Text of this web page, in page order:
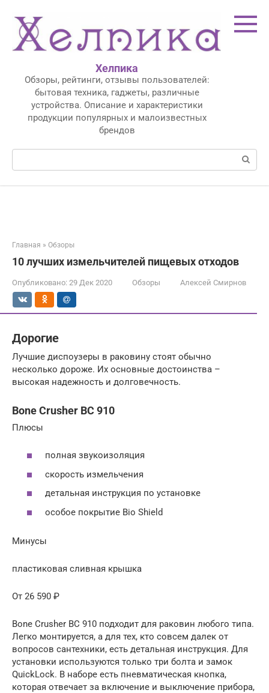
контенту
Хелпика
Обзоры, рейтинги, отзывы пользователей:
бытовая техника, гаджеты, различные
устройства. Описание и характеристики
продукции популярных и малоизвестных
брендов
Поиск:
Главная » Обзоры
10 лучших измельчителей пищевых отходов
Опубликовано: 29 Дек 2020 Обзоры Алексей Смирнов
Дорогие
Лучшие диспоузеры в раковину стоят обычно
несколько дороже. Их основные достоинства –
высокая надежность и долговечность.
Bone Crusher BC 910
Плюсы
полная звукоизоляция
скорость измельчения
детальная инструкция по установке
особое покрытие Bio Shield
Минусы
пластиковая сливная крышка
От 26 590 ₽
Bone Crusher BC 910 подходит для раковин любого типа.
Легко монтируется, а для тех, кто совсем далек от
вопросов сантехники, есть детальная инструкция. Для
установки используются только три болта и замок
QuickLock. В наборе есть пневматическая кнопка,
которая отвечает за включение и выключение прибора,